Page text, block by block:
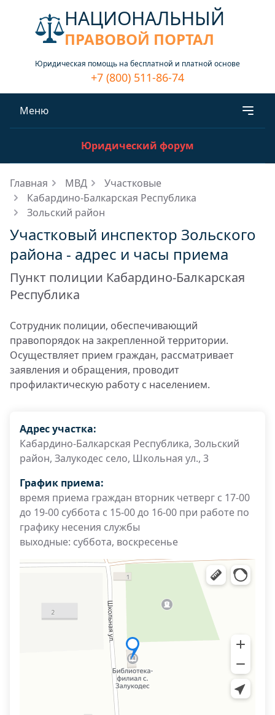
НАЦИОНАЛЬНЫЙ
ПРАВОВОЙ ПОРТАЛ
Юридическая помощь на бесплатной и платной основе
+7 (800) 511-86-74
Меню
Юридический форум
Главная МВД
Участковые
Кабардино-Балкарская Республика
Зольский район
Участковый инспектор Зольского
района - адрес и часы приема
Пункт полиции Кабардино-Балкарская
Республика
Сотрудник полиции, обеспечивающий
правопорядок на закрепленной территории.
Осуществляет прием граждан, рассматривает
заявления и обращения, проводит
профилактическую работу с населением.
Адрес участка:
Кабардино-Балкарская Республика, Зольский
район, Залукодес село, Школьная ул., 3
График приема:
время приема граждан вторник четверг с 17-00
до 19-00 суббота с 15-00 до 16-00 при работе по
графику несения службы
выходные: суббота, воскресенье